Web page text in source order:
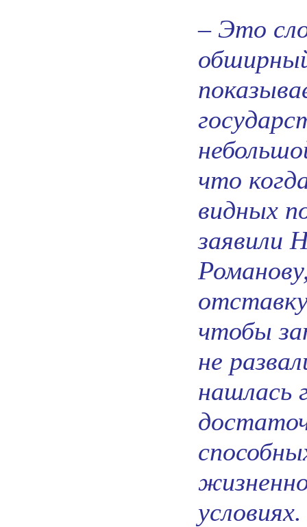
– Это
что
видных
заявили
чтобы
не
нашлась